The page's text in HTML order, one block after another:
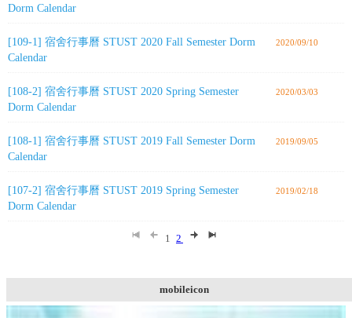
Dorm Calendar
[109-1] 宿舍行事曆 STUST 2020 Fall Semester Dorm
Calendar
2020/09/10
[108-2] 宿舍行事曆 STUST 2020 Spring Semester
Dorm Calendar
2020/03/03
[108-1] 宿舍行事曆 STUST 2019 Fall Semester Dorm
Calendar
2019/09/05
[107-2] 宿舍行事曆 STUST 2019 Spring Semester
Dorm Calendar
2019/02/18
1 2
mobileicon